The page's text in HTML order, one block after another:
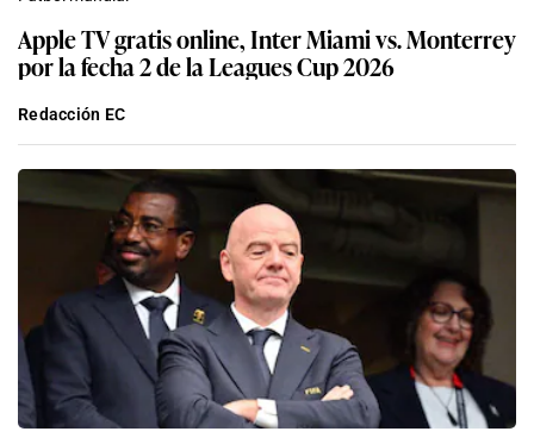
Apple TV gratis online, Inter Miami vs. Monterrey
por la fecha 2 de la Leagues Cup 2026
Redacción EC